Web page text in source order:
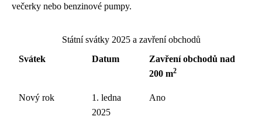
večerky nebo benzinové pumpy.
Státní svátky 2025 a zavření obchodů
Svátek
Datum
Zavření obchodů nad
200 m2
Nový rok
1. ledna
2025
Ano